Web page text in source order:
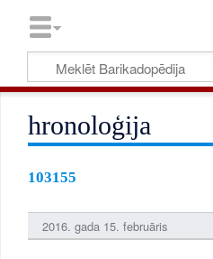
hronoloģija
103155
2016. gada 15. februāris